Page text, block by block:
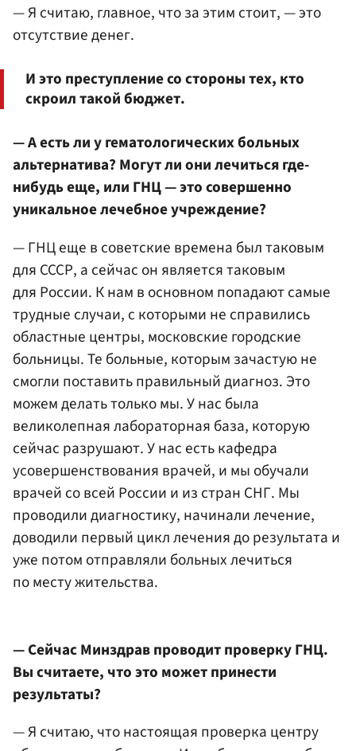
— Я считаю, главное, что за этим стоит, — это
отсутствие денег.
И это преступление со стороны тех, кто
скроил такой бюджет.
— А есть ли у гематологических больных
альтернатива? Могут ли они лечиться где-
нибудь еще, или ГНЦ — это совершенно
уникальное лечебное учреждение?
— ГНЦ еще в советские времена был таковым
для СССР, а сейчас он является таковым
для России. К нам в основном попадают самые
трудные случаи, с которыми не справились
областные центры, московские городские
больницы. Те больные, которым зачастую не
смогли поставить правильный диагноз. Это
можем делать только мы. У нас была
великолепная лабораторная база, которую
сейчас разрушают. У нас есть кафедра
усовершенствования врачей, и мы обучали
врачей со всей России и из стран СНГ. Мы
проводили диагностику, начинали лечение,
доводили первый цикл лечения до результата и
уже потом отправляли больных лечиться
по месту жительства.
— Сейчас Минздрав проводит проверку ГНЦ.
Вы считаете, что это может принести
результаты?
— Я считаю, что настоящая проверка центру